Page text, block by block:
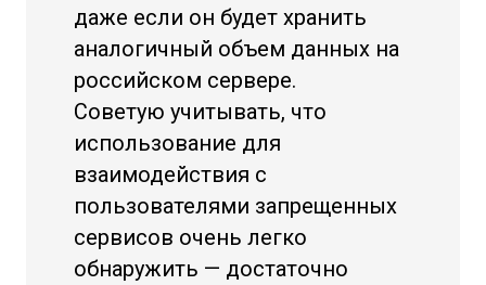
даже если он будет хранить
аналогичный объем данных на
российском сервере.
Советую учитывать, что
использование для
взаимодействия с
пользователями запрещенных
сервисов очень легко
обнаружить — достаточно